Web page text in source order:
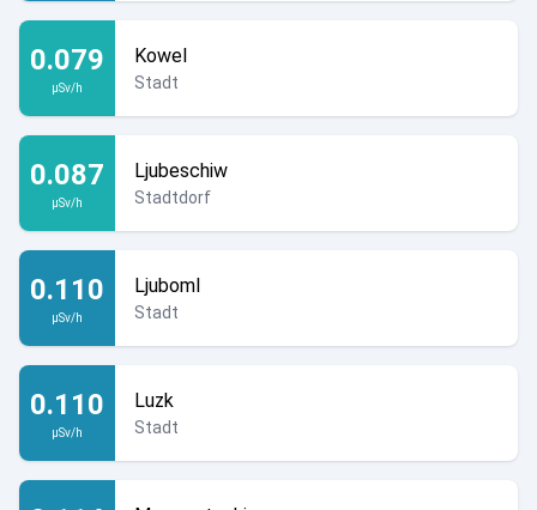
0.079
µSv/h
Kowel
Stadt
0.087
µSv/h
Ljubeschiw
Stadtdorf
0.110
µSv/h
Ljuboml
Stadt
0.110
µSv/h
Luzk
Stadt